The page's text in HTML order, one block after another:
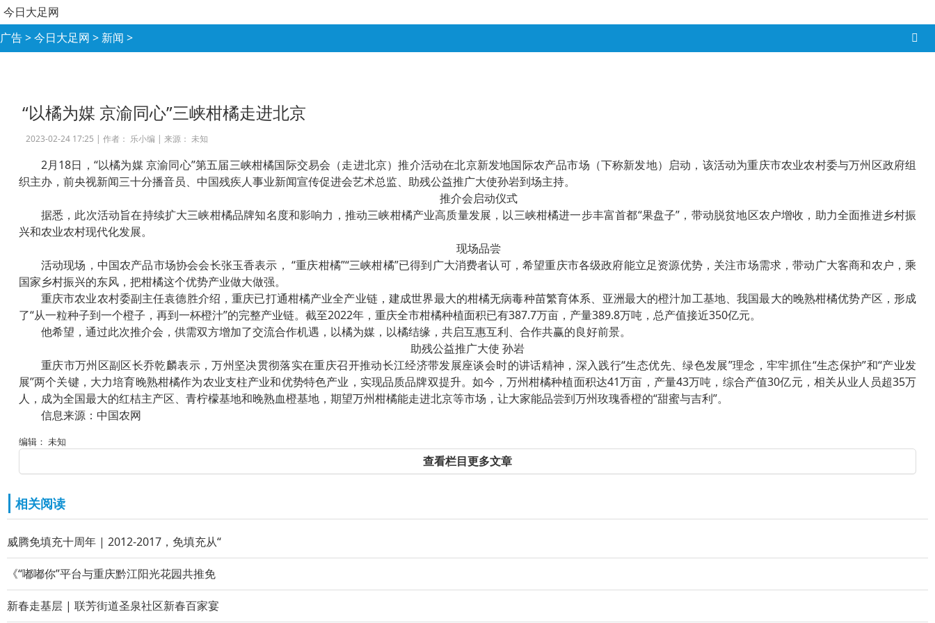
今日大足网
广告>今日大足网 > 新闻 >
“以橘为媒 京渝同心”三峡柑橘走进北京
2023-02-24 17:25 | 作者： 乐小编 | 来源： 未知
2月18日，“以橘为媒 京渝同心”第五届三峡柑橘国际交易会（走进北京）推介活动在北京新发地国际农产品市场（下称新发地）启动，该活动为重庆市农业农村委与万州区政府组
织主办，前央视新闻三十分播音员、中国残疾人事业新闻宣传促进会艺术总监、助残公益推广大使孙岩到场主持。
推介会启动仪式
据悉，此次活动旨在持续扩大三峡柑橘品牌知名度和影响力，推动三峡柑橘产业高质量发展，以三峡柑橘进一步丰富首都“果盘子”，带动脱贫地区农户增收，助力全面推进乡村振
兴和农业农村现代化发展。
现场品尝
活动现场，中国农产品市场协会会长张玉香表示， “重庆柑橘”“三峡柑橘”已得到广大消费者认可，希望重庆市各级政府能立足资源优势，关注市场需求，带动广大客商和农户，乘
国家乡村振兴的东风，把柑橘这个优势产业做大做强。
重庆市农业农村委副主任袁德胜介绍，重庆已打通柑橘产业全产业链，建成世界最大的柑橘无病毒种苗繁育体系、亚洲最大的橙汁加工基地、我国最大的晚熟柑橘优势产区，形成
了“从一粒种子到一个橙子，再到一杯橙汁”的完整产业链。截至2022年，重庆全市柑橘种植面积已有387.7万亩，产量389.8万吨，总产值接近350亿元。
他希望，通过此次推介会，供需双方增加了交流合作机遇，以橘为媒，以橘结缘，共启互惠互利、合作共赢的良好前景。
助残公益推广大使 孙岩
重庆市万州区副区长乔乾麟表示，万州坚决贯彻落实在重庆召开推动长江经济带发展座谈会时的讲话精神，深入践行“生态优先、绿色发展”理念，牢牢抓住“生态保护”和“产业发
展”两个关键，大力培育晚熟柑橘作为农业支柱产业和优势特色产业，实现品质品牌双提升。如今，万州柑橘种植面积达41万亩，产量43万吨，综合产值30亿元，相关从业人员超35万
人，成为全国最大的红桔主产区、青柠檬基地和晚熟血橙基地，期望万州柑橘能走进北京等市场，让大家能品尝到万州玫瑰香橙的“甜蜜与吉利”。
信息来源：中国农网
编辑： 未知
查看栏目更多文章
相关阅读
威腾免填充十周年 | 2012-2017，免填充从“
《“嘟嘟你”平台与重庆黔江阳光花园共推免
新春走基层 | 联芳街道圣泉社区新春百家宴